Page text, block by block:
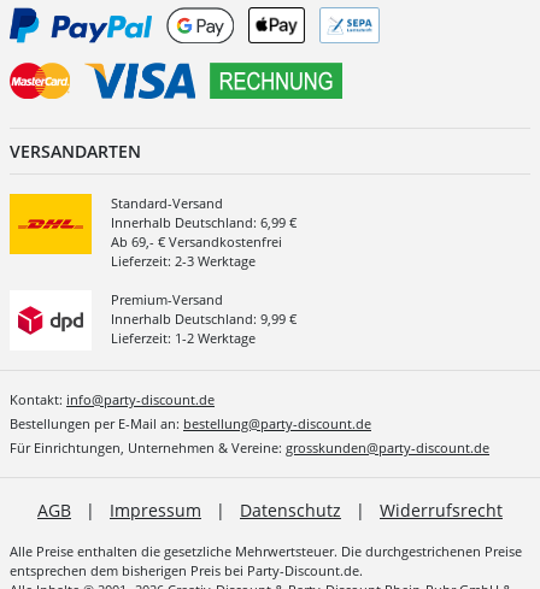
VERSANDARTEN
Standard-Versand
Innerhalb Deutschland: 6,99 €
Ab 69,- € Versandkostenfrei
Lieferzeit: 2-3 Werktage
Premium-Versand
Innerhalb Deutschland: 9,99 €
Lieferzeit: 1-2 Werktage
Kontakt: info@party-discount.de
Bestellungen per E-Mail an: bestellung@party-discount.de
Für Einrichtungen, Unternehmen & Vereine: grosskunden@party-discount.de
AGB | Impressum | Datenschutz | Widerrufsrecht
Alle Preise enthalten die gesetzliche Mehrwertsteuer. Die durchgestrichenen Preise
entsprechen dem bisherigen Preis bei Party-Discount.de.